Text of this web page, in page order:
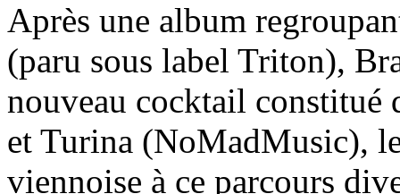
Après une album
(paru sous label Triton),
nouveau cocktail constitué
et Turina (NoMadMusic),
viennoise à ce parcours